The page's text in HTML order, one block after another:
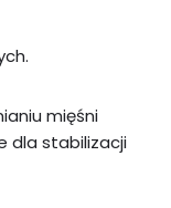
mięśni
dla stabilizacji